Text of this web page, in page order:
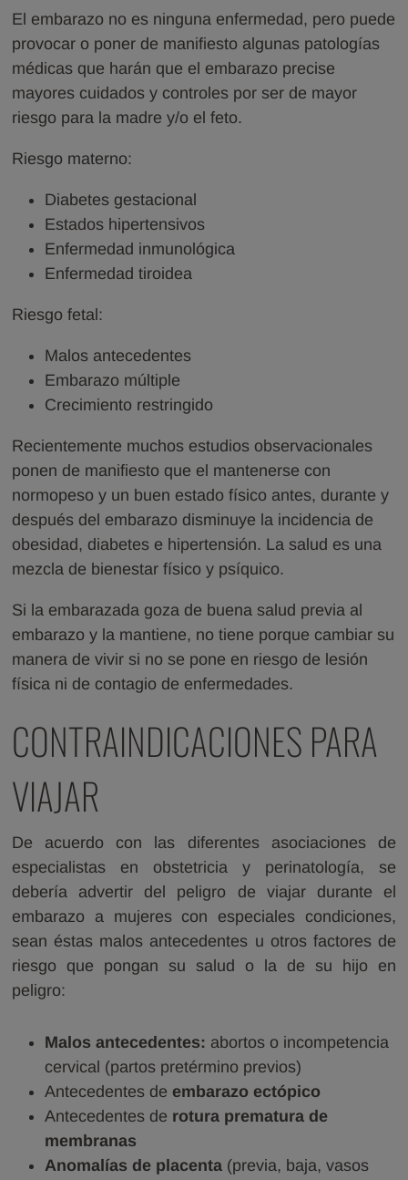
El embarazo no es ninguna enfermedad, pero puede
provocar o poner de manifiesto algunas patologías
médicas que harán que el embarazo precise
mayores cuidados y controles por ser de mayor
riesgo para la madre y/o el feto.
Riesgo materno:
Diabetes gestacional
Estados hipertensivos
Enfermedad inmunológica
Enfermedad tiroidea
Riesgo fetal:
Malos antecedentes
Embarazo múltiple
Crecimiento restringido
Recientemente muchos estudios observacionales
ponen de manifiesto que el mantenerse con
normopeso y un buen estado físico antes, durante y
después del embarazo disminuye la incidencia de
obesidad, diabetes e hipertensión. La salud es una
mezcla de bienestar físico y psíquico.
Si la embarazada goza de buena salud previa al
embarazo y la mantiene, no tiene porque cambiar su
manera de vivir si no se pone en riesgo de lesión
física ni de contagio de enfermedades.
CONTRAINDICACIONES PARA
VIAJAR
De acuerdo con las diferentes asociaciones de
especialistas en obstetricia y perinatología, se
debería advertir del peligro de viajar durante el
embarazo a mujeres con especiales condiciones,
sean éstas malos antecedentes u otros factores de
riesgo que pongan su salud o la de su hijo en
peligro:
Malos antecedentes: abortos o incompetencia
cervical (partos pretérmino previos)
Antecedentes de embarazo ectópico
Antecedentes de rotura prematura de
membranas
Anomalías de placenta (previa, baja, vasos